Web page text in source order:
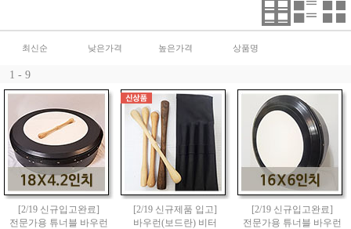
최신순 낮은가격 높은가격 상품명
1 - 9
[2/19 신규입고완료]
전문가용 튜너블 바우런
[2/19 신규제품 입고]
바우런(보드란) 비터
[2/19 신규입고완료]
전문가용 튜너블 바우런